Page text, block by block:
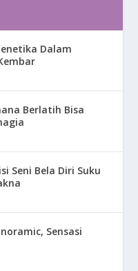
Dalam
Berlatih Bisa
Seni Bela Diri Suku
Sensasi